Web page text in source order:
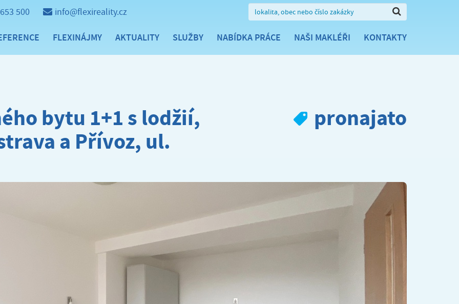
500 info@flexireality.cz
FLEXINÁJMY AKTUALITY SLUŽBY NABÍDKA PRÁCE NAŠI MAKLÉŘI KONTAKTY
bytu 1+1 s lodžií,
a Přívoz, ul.
pronajato